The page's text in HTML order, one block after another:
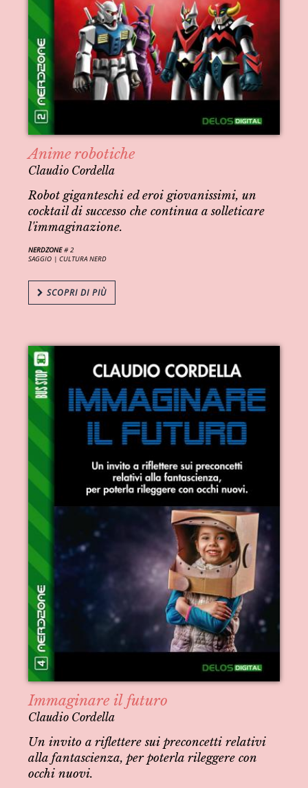
Anime robotiche
Claudio Cordella
Robot giganteschi ed eroi giovanissimi, un
cocktail di successo che continua a solleticare
l'immaginazione.
NERDZONE# 2
SAGGIO |CULTURA NERD
SCOPRI DI PIÙ
Immaginare il futuro
Claudio Cordella
Un invito a riflettere sui preconcetti relativi
alla fantascienza, per poterla rileggere con
occhi nuovi.